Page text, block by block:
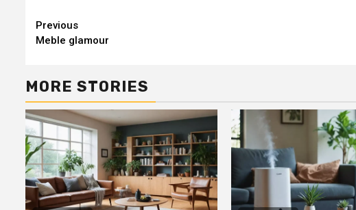
Continue
Reading
Previous
Meble glamour
MORE STORIES